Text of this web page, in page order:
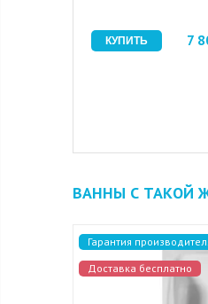
7
ВАННЫ С ТАКОЙ
Гарантия
Доставка бесплатно